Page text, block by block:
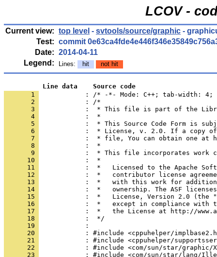
LCOV -
Current view: top level - svtools/source/graphic -
Test: commit
Date: 2014-04-11
Legend:
Lines: hit not hit
          Line data    Source code
       1
: /* -*- Mode: C++; tab-width:
       2
       3
       4
       5
       6
       7
       8
       9
      10
      11
      12
      13
      14
      15
      16
      17
      18
      19
      20
      21
      22
      23